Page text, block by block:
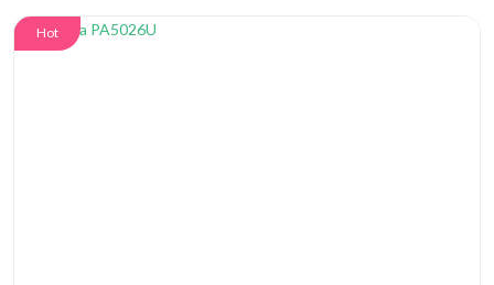
Hot